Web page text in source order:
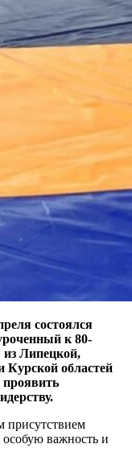
состоялся
к 80-
Липецкой,
Курской областей
проявить
присутствием
важность и